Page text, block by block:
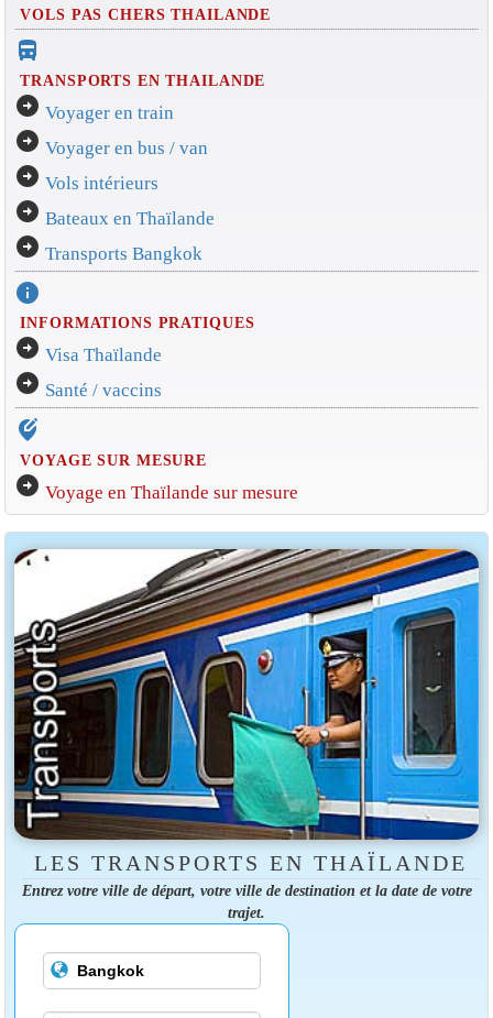
VOLS PAS CHERS THAILANDE
directions_bus_filled
TRANSPORTS EN THAILANDE
arrow_circle_right Voyager en train
arrow_circle_right Voyager en bus / van
arrow_circle_right Vols intérieurs
arrow_circle_right Bateaux en Thaïlande
arrow_circle_right Transports Bangkok
info
INFORMATIONS PRATIQUES
arrow_circle_right Visa Thaïlande
arrow_circle_right Santé / vaccins
edit_location_alt
VOYAGE SUR MESURE
arrow_circle_right Voyage en Thaïlande sur mesure
LES TRANSPORTS EN THAÏLANDE
Entrez votre ville de départ, votre ville de destination et la date de votre
trajet.